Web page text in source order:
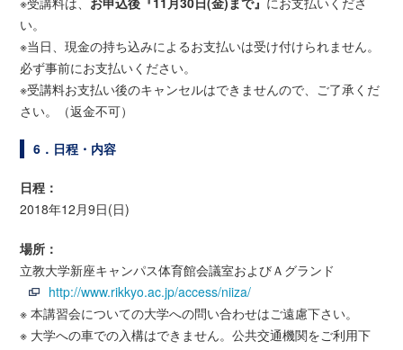
い。
※当日、現金の持ち込みによるお支払いは受け付けられません。
必ず事前にお支払いください。
※受講料お支払い後のキャンセルはできませんので、ご了承くだ
さい。（返金不可）
6．日程・内容
日程：
2018年12月9日(日)
場所：
立教大学新座キャンパス体育館会議室およびＡグランド
http://www.rikkyo.ac.jp/access/niiza/
※ 本講習会についての大学への問い合わせはご遠慮下さい。
※ 大学への車での入構はできません。公共交通機関をご利用下